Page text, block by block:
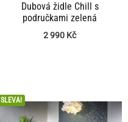
Dubová židle Chill s
područkami zelená
2 990 Kč
SLEVA!